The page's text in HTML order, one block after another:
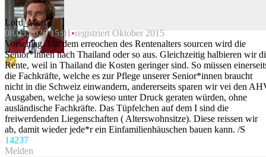
Beitrag melden
Lord_Mort
08.05.2026 15:01 registriert Oktober 2015
Vorschlag. Mit dem erreochen des Rentenalters sourcen wird die
Senior*innen nach Thailand oder so aus. Gleichzeitig halbieren wir
Rente, weil in Thailand die Kosten geringer sind. So müssen
die Fachkräfte, welche es zur Pflege unserer Senior*innen braucht
nicht in die Schweiz einwandern, andererseits sparen wir vei den
Ausgaben, welche ja sowieso unter Druck geraten würden, ohne
ausländische Fachkräfte. Das Tüpfelchen auf dem I sind die
freiwerdenden Liegenschaften ( Alterswohnsitze). Diese reissen wir
ab, damit wieder jede*r ein Einfamilienhäuschen bauen kann. /S
14237
Melden